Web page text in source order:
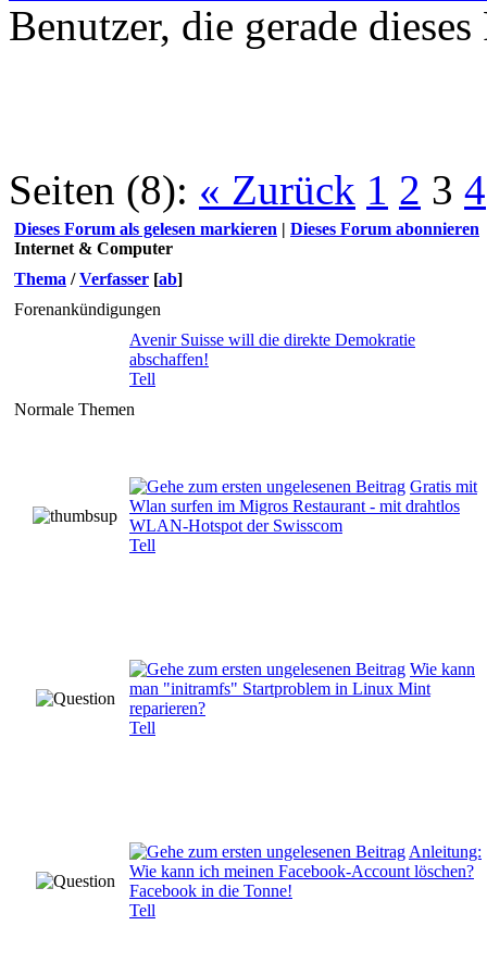
Benutzer, die gerade
Seiten (8): « Zurück 1 2 3 4
Dieses Forum als gelesen markieren | Dieses Forum abonnieren
Internet & Computer
Thema /Verfasser [ab]
Forenankündigungen
Avenir Suisse will die direkte Demokratie
abschaffen!
Tell
Normale Themen
Gratis mit
Wlan surfen im Migros Restaurant - mit drahtlos
WLAN-Hotspot der Swisscom
Tell
Wie kann
man "initramfs" Startproblem in Linux Mint
reparieren?
Tell
Anleitung:
Wie kann ich meinen Facebook-Account löschen?
Facebook in die Tonne!
Tell